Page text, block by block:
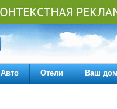
Авто Отели Ваш